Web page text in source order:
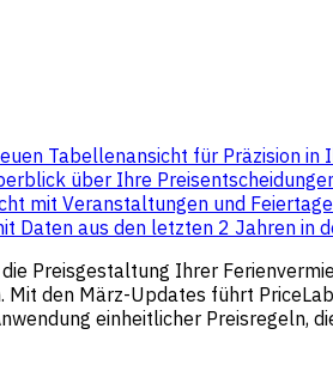
Tabellenansicht für Präzision
über Ihre
mit Veranstaltungen und
Daten aus den letzten 2 Jahren in
Preisgestaltung Ihrer
Mit den März-Updates führt
einheitlicher Preisregeln,